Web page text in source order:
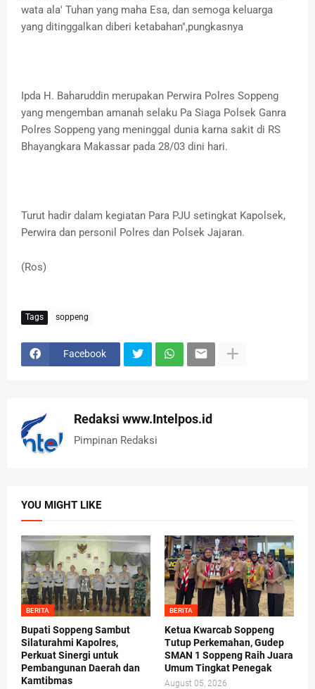
wata ala' Tuhan yang maha Esa, dan semoga keluarga
yang ditinggalkan diberi ketabahan",pungkasnya
Ipda H. Baharuddin merupakan Perwira Polres Soppeng
yang mengemban amanah selaku Pa Siaga Polsek Ganra
Polres Soppeng yang meninggal dunia karna sakit di RS
Bhayangkara Makassar pada 28/03 dini hari.
Turut hadir dalam kegiatan Para PJU setingkat Kapolsek,
Perwira dan personil Polres dan Polsek Jajaran.
(Ros)
Tags soppeng
Facebook
Redaksi www.Intelpos.id
Pimpinan Redaksi
YOU MIGHT LIKE
BERITA
Bupati Soppeng Sambut
Silaturahmi Kapolres,
Perkuat Sinergi untuk
Pembangunan Daerah dan
Kamtibmas
BERITA
Ketua Kwarcab Soppeng
Tutup Perkemahan, Gudep
SMAN 1 Soppeng Raih Juara
Umum Tingkat Penegak
August 05, 2026